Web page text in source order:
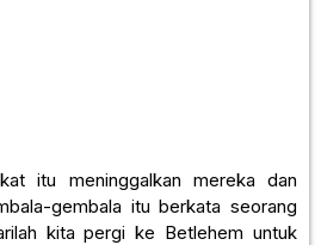
itu meninggalkan mereka dan
gembala itu berkata seorang
kita pergi ke Betlehem untuk